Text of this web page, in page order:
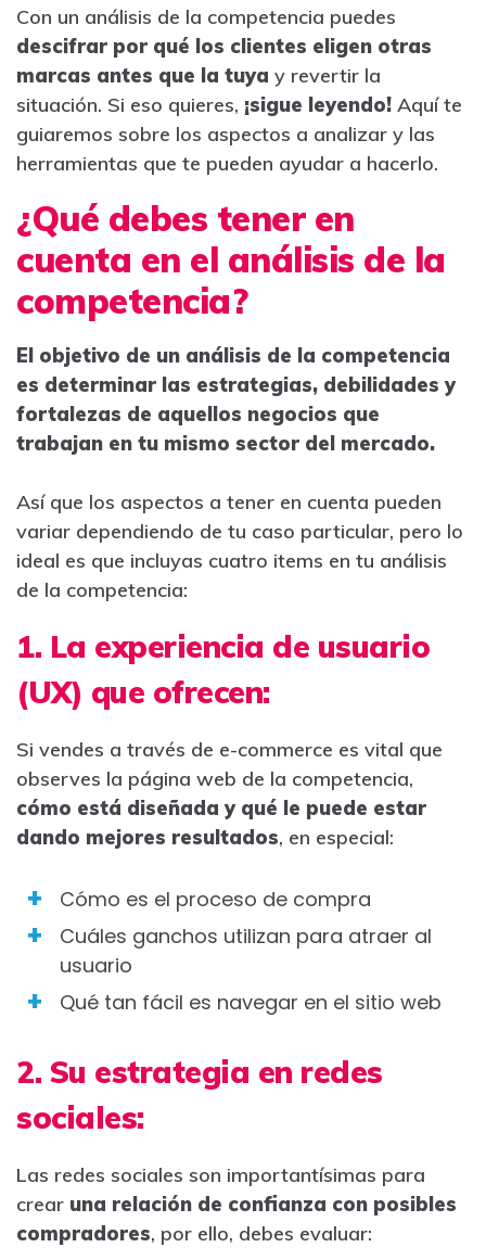
Con un análisis de la competencia puedes
descifrar por qué los clientes eligen otras
marcas antes que la tuya y revertir la
situación. Si eso quieres, ¡sigue leyendo! Aquí te
guiaremos sobre los aspectos a analizar y las
herramientas que te pueden ayudar a hacerlo.
¿Qué debes tener en
cuenta en el análisis de la
competencia?
El objetivo de un análisis de la competencia
es determinar las estrategias, debilidades y
fortalezas de aquellos negocios que
trabajan en tu mismo sector del mercado.
Así que los aspectos a tener en cuenta pueden
variar dependiendo de tu caso particular, pero lo
ideal es que incluyas cuatro items en tu análisis
de la competencia:
1. La experiencia de usuario
(UX) que ofrecen:
Si vendes a través de e-commerce es vital que
observes la página web de la competencia,
cómo está diseñada y qué le puede estar
dando mejores resultados, en especial:
Cómo es el proceso de compra
Cuáles ganchos utilizan para atraer al
usuario
Qué tan fácil es navegar en el sitio web
2. Su estrategia en redes
sociales:
Las redes sociales son importantísimas para
crear una relación de confianza con posibles
compradores, por ello, debes evaluar: